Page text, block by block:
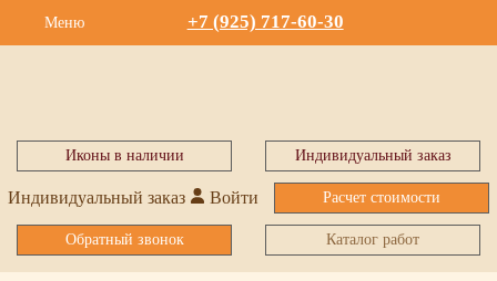
Меню +7 (925) 717-60-30
Иконы в наличии Индивидуальный заказ
Индивидуальный заказ Войти Расчет стоимости
Обратный звонок Каталог работ